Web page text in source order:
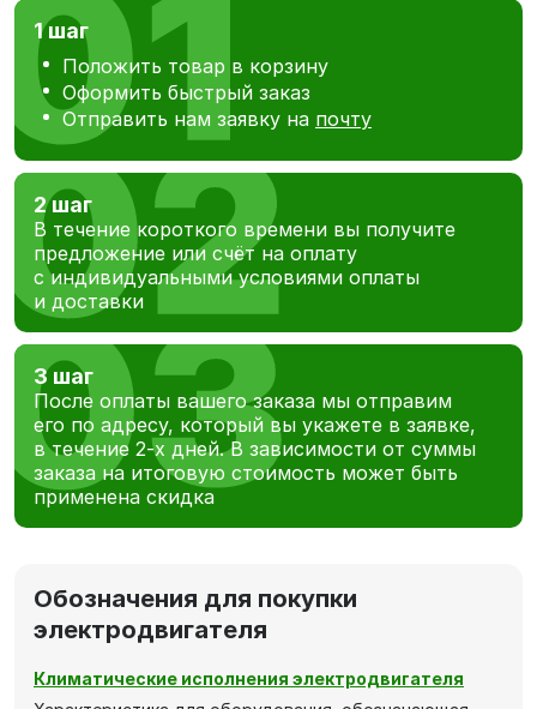
1 шаг
Положить товар в корзину
Оформить быстрый заказ
Отправить нам заявку на почту
2 шаг
В течение короткого времени вы получите
предложение или счёт на оплату
с индивидуальными условиями оплаты
и доставки
3 шаг
После оплаты вашего заказа мы отправим
его по адресу, который вы укажете в заявке,
в течение 2-х дней. В зависимости от суммы
заказа на итоговую стоимость может быть
применена скидка
Обозначения для покупки
электродвигателя
Климатические исполнения электродвигателя